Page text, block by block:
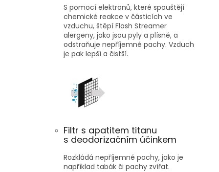
S pomocí elektronů, které spouštějí
chemické reakce v částicích ve
vzduchu, štěpí Flash Streamer
alergeny, jako jsou pyly a plísně, a
odstraňuje nepříjemné pachy. Vzduch
je pak lepší a čistší.
Filtr s apatitem titanu
s deodorizačním účinkem
Rozkládá nepříjemné pachy, jako je
například tabák či pachy zvířat.